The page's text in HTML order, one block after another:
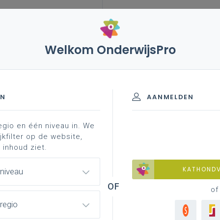
onderwijs aan jonge
(op eigen initiatief) gepubliceerd over
de visie van minister Weyts daarover kennen en
Welkom OnderwijsPro
AANMELDEN
of
en één niveau in. We
op de website,
ziet.